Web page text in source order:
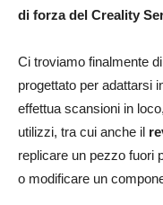
di forza del Creality
Ci troviamo finalmente
progettato per adattarsi
effettua scansioni in
utilizzi, tra cui anche il
replicare un pezzo fuori
o modificare un